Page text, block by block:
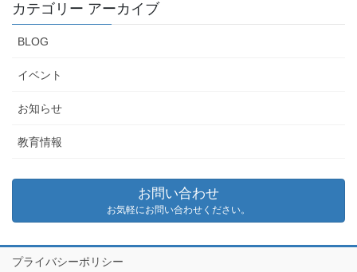
カテゴリー アーカイブ
BLOG
イベント
お知らせ
教育情報
お問い合わせ
お気軽にお問い合わせください。
プライバシーポリシー